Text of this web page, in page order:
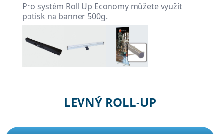
Pro systém Roll Up Economy můžete využít
potisk na banner 500g.
LEVNÝ ROLL-UP